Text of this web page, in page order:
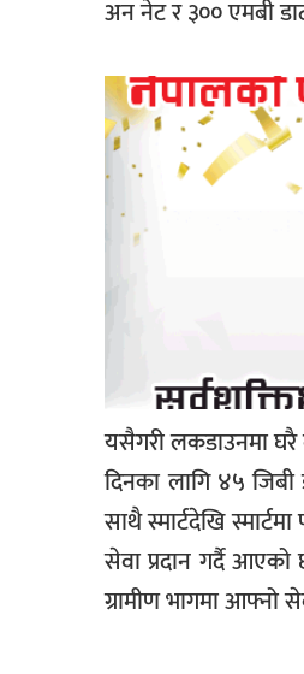
अन नेट र ३०० एमबी
यसैगरी लकडाउनमा
दिनका लागि ४५
साथै स्मार्टदेखि
सेवा प्रदान गर्दै
ग्रामीण भागमा आफ्नो